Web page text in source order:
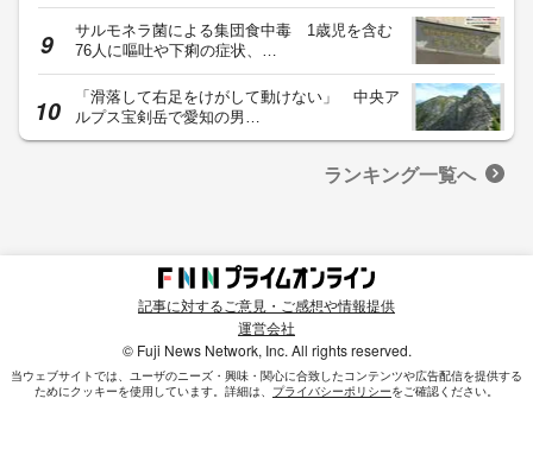
サルモネラ菌による集団食中毒 1歳児を含む
76人に嘔吐や下痢の症状、…
「滑落して右足をけがして動けない」 中央ア
ルプス宝剣岳で愛知の男…
ランキング一覧へ
記事に対するご意見・ご感想や情報提供
運営会社
© Fuji News Network, Inc. All rights reserved.
当ウェブサイトでは、ユーザのニーズ・興味・関⼼に合致したコンテンツや広告配信を提供する
ためにクッキーを使⽤しています。詳細は、 プライバシーポリシーをご確認ください。